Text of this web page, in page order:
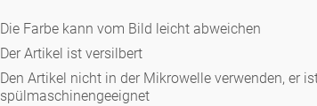
Die Farbe kann vom Bild leicht abweichen
Der Artikel ist versilbert
Den Artikel nicht in der Mikrowelle verwenden, er
spülmaschinengeeignet